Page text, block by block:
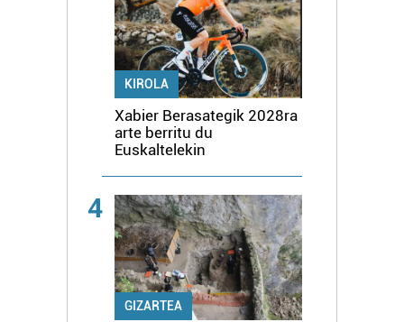
KIROLA
Xabier Berasategik 2028ra
arte berritu du
Euskaltelekin
4
GIZARTEA